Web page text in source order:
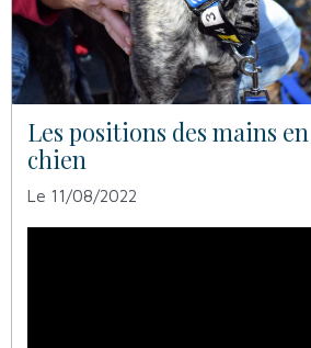
Les positions des mains
chien
Le 11/08/2022